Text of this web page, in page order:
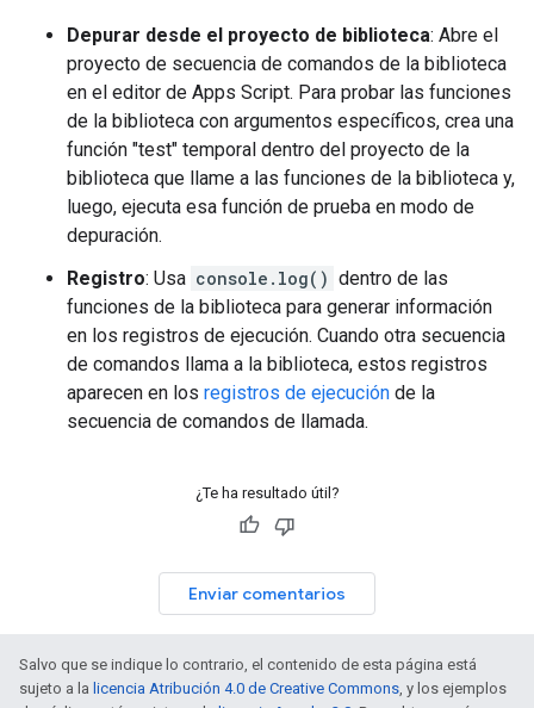
Depurar desde el proyecto de biblioteca: Abre el
proyecto de secuencia de comandos de la biblioteca
en el editor de Apps Script. Para probar las funciones
de la biblioteca con argumentos específicos, crea una
función "test" temporal dentro del proyecto de la
biblioteca que llame a las funciones de la biblioteca y,
luego, ejecuta esa función de prueba en modo de
depuración.
Registro: Usa console.log() dentro de las
funciones de la biblioteca para generar información
en los registros de ejecución. Cuando otra secuencia
de comandos llama a la biblioteca, estos registros
aparecen en los registros de ejecución de la
secuencia de comandos de llamada.
¿Te ha resultado útil?
Enviar comentarios
Salvo que se indique lo contrario, el contenido de esta página está
sujeto a la licencia Atribución 4.0 de Creative Commons, y los ejemplos